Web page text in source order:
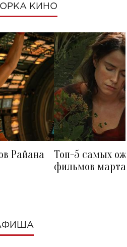
КИНО
Райана
Топ-5 самых
фильмов